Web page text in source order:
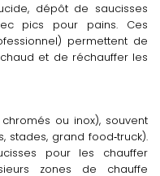
dépôt de saucisses
pics pour pains. Ces
permettent de
et de réchauffer les
ou inox), souvent
stades, grand food‑truck).
pour les chauffer
zones de chauffe